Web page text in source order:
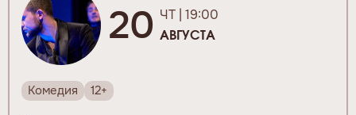
20 ЧТ | 19:00
АВГУСТА
Комедия 12+